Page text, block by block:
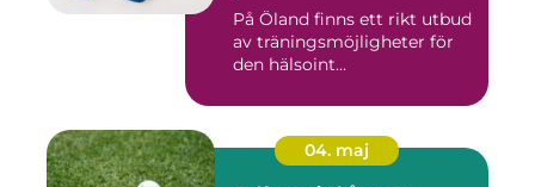
På Öland finns ett rikt utbud
av träningsmöjligheter för
den hälsoint...
04. maj